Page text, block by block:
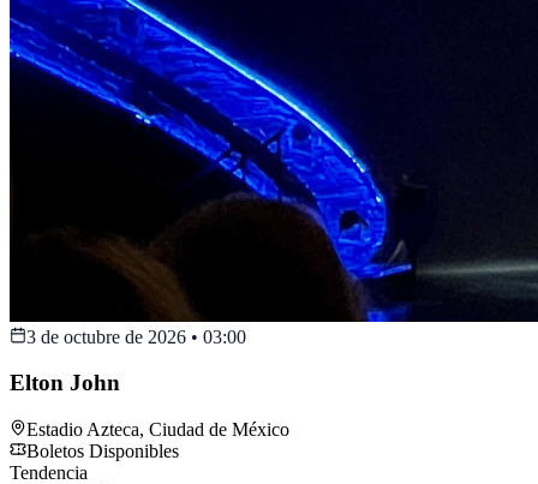
3 de octubre de 2026 • 03:00
Elton John
Estadio Azteca, Ciudad de México
Boletos Disponibles
Tendencia